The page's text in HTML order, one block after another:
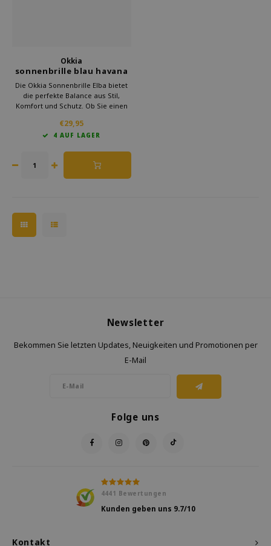
Okkia
sonnenbrille blau havana
Elba
Die Okkia Sonnenbrille Elba bietet
die perfekte Balance aus Stil,
Komfort und Schutz. Ob Sie einen
die Stadt spazieren oder ein
Festival besuchen, diese
€29,95
4 AUF LAGER
Kontakt
Newsletter
Bekommen Sie letzten Updates, Neuigkeiten und Promotionen per
E-Mail
Folge uns
4441 Bewertungen
Kunden geben uns 9.7/10